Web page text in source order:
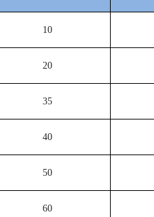
10
20
35
40
50
60